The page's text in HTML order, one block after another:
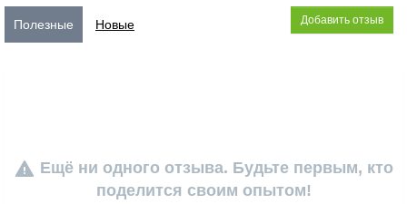
Добавить отзыв
Полезные Новые
warning Ещё ни одного отзыва. Будьте первым, кто
поделится своим опытом!